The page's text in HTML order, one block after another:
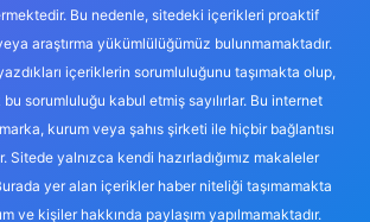
Bu nedenle, sitedeki içerikleri proaktif
araştırma yükümlülüğümüz bulunmamaktadır.
içeriklerin sorumluluğunu taşımakta olup,
sorumluluğu kabul etmiş sayılırlar. Bu internet
kurum veya şahıs şirketi ile hiçbir bağlantısı
Sitede yalnızca kendi hazırladığımız makaleler
yer alan içerikler haber niteliği taşımamakta
ve kişiler hakkında paylaşım yapılmamaktadır.